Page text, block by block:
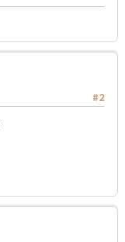
#2